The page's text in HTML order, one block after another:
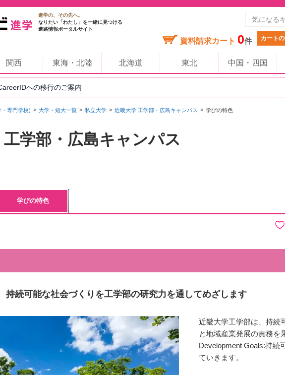
進学の、その先へ。
なりたい「わたし」を一緒に見つける
進路情報ポータルサイト
資料請求カート 0件 カート
関西 東海・北陸 北海道 東北 中国・四国
への移行のご案内
専門学校) 大学・短大一覧 私立大学 近畿大学 工学部・広島キャンパス 学びの特色
学部・広島キャンパス
学びの特色
持続可能な社会づくりを工学部の研究力を通してめざします
近畿大学工学部は、持続
と地域産業発展の責務を
Development Goals:持続
ていきます。